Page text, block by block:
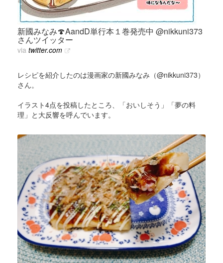
新國みなみ🍄AandD単行本１巻発売中 @nikkuni373
さんツイッター
via twitter.com
レシピを紹介したのは漫画家の新國みなみ（@nikkuni373）
さん。
イラスト4点を投稿したところ、「おいしそう」「夢の料
理」と大反響を呼んでいます。